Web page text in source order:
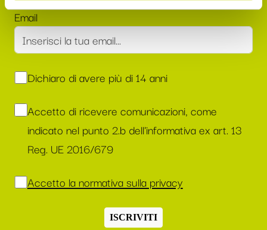
Email
Dichiaro di avere più di 14 anni
Accetto di ricevere comunicazioni, come
indicato nel punto 2.b dell'informativa ex art. 13
Reg. UE 2016/679
Accetto la normativa sulla privacy
ISCRIVITI